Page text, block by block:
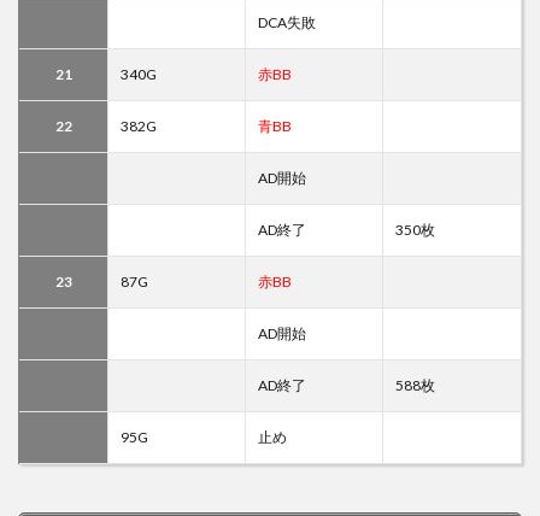
DCA失敗
21 340G 赤BB
22 382G 青BB
AD開始
AD終了 350枚
23 87G 赤BB
AD開始
AD終了 588枚
95G 止め